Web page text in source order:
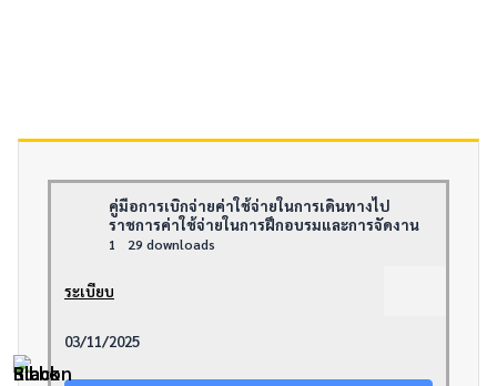
คู่มือการเบิกจ่ายค่าใช้จ่ายในการเดินทางไป
ราชการค่าใช้จ่ายในการฝึกอบรมและการจัดงาน
1 29 downloads
ระเบียบ
03/11/2025